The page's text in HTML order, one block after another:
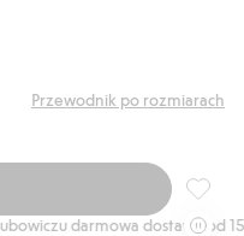
Przewodnik po rozmiarach
darmowa dostawa od 150